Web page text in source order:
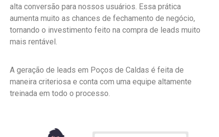
alta conversão para nossos usuários. Essa prática
aumenta muito as chances de fechamento de negócio,
tornando o investimento feito na compra de leads muito
mais rentável.
A geração de leads em Poços de Caldas é feita de
maneira criteriosa e conta com uma equipe altamente
treinada em todo o processo.